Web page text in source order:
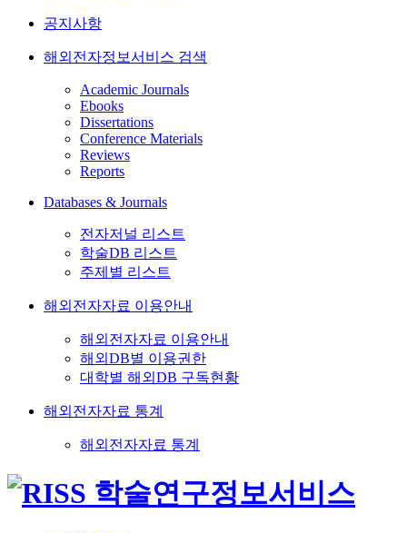
공지사항
해외전자정보서비스 검색
Academic Journals
Ebooks
Dissertations
Conference Materials
Reviews
Reports
Databases & Journals
전자저널 리스트
학술DB 리스트
주제별 리스트
해외전자자료 이용안내
해외전자자료 이용안내
해외DB별 이용권한
대학별 해외DB 구독현황
해외전자자료 통계
해외전자자료 통계